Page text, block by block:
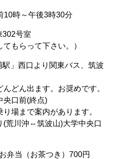
10時～午後3時30分
302号室
もらって下さい。）
」西口より関東バス、筑波
どん出ます。お奨めです。
前(終点)
で案内があります。
荒川沖⇔筑波山)大学中央口
弁当（お茶つき）700円